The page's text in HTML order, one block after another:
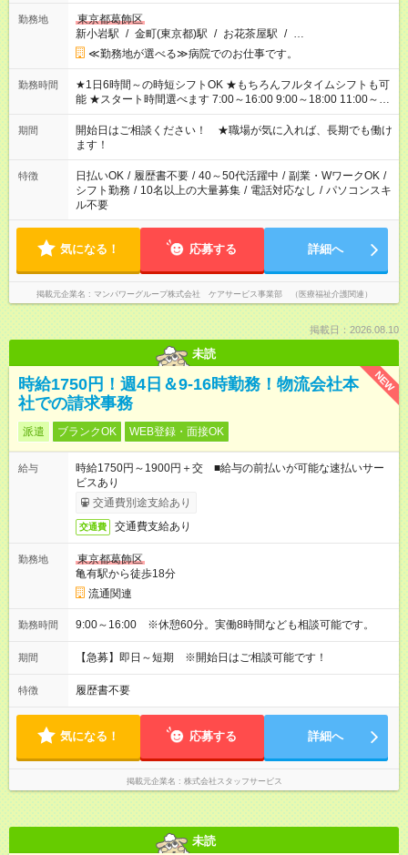
勤務地
東京都葛飾区
新小岩駅 / 金町(東京都)駅 / お花茶屋駅 / …
≪勤務地が選べる≫病院でのお仕事です。
勤務時間
★1日6時間～の時短シフトOK ★もちろんフルタイムシフトも可
能 ★スタート時間選べます 7:00～16:00 9:00～18:00 11:00～
20:00 など 残業なし！ ※Wワークの場合、他のお仕事と合わせ
週40時間超の就業はご案内できません ※法令に基づき、週20時
間以上勤務は社会保険への加入対象となります ※労働者派遣法
（日雇い派遣の原則禁止）により、短時間・短期間の就業はご
案内が難しい場合があります
期間
開始日はご相談ください！ ★職場が気に入れば、長期でも働け
ます！
特徴 日払いOK / 履歴書不要 / 40～50代活躍中 / 副業・WワークOK /
シフト勤務 / 10名以上の大量募集 / 電話対応なし / パソコンスキ
ル不要
気になる！ 応募する 詳細へ
掲載元企業名 マンパワーグループ株式会社 ケアサービス事業部 （医療福祉介護関連）
掲載日：2026.08.10
未読
NEW
時給1750円！週4日＆9-16時勤務！物流会社本
社での請求事務
派遣 ブランクOK WEB登録・面接OK
給与
時給1750円～1900円＋交 ■給与の前払いが可能な速払いサー
ビスあり
交通費別途支給あり
交通費 交通費支給あり
勤務地
東京都葛飾区
亀有駅から徒歩18分
流通関連
勤務時間 9:00～16:00 ※休憩60分。実働8時間なども相談可能です。
期間 【急募】即日～短期 ※開始日はご相談可能です！
特徴 履歴書不要
気になる！ 応募する 詳細へ
掲載元企業名 株式会社スタッフサービス
未読